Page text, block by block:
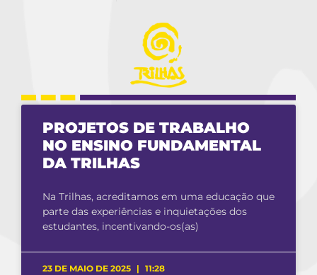
PROJETOS DE TRABALHO
NO ENSINO FUNDAMENTAL
DA TRILHAS
Na Trilhas, acreditamos em uma educação que
parte das experiências e inquietações dos
estudantes, incentivando-os(as)
23 DE MAIO DE 2025 11:28